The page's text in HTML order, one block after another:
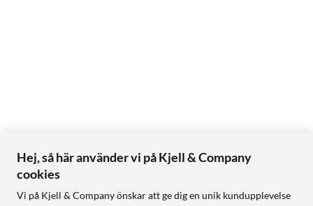
Hej, så här använder vi på Kjell & Company
cookies
Vi på Kjell & Company önskar att ge dig en unik kundupplevelse